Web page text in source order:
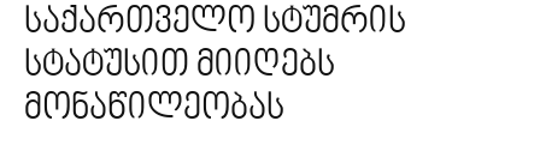
საქართველო სტუმრის
სტატუსით მიიღებს
მონაწილეობას